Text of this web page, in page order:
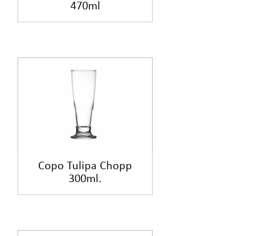
470ml
Copo Tulipa Chopp
300ml.